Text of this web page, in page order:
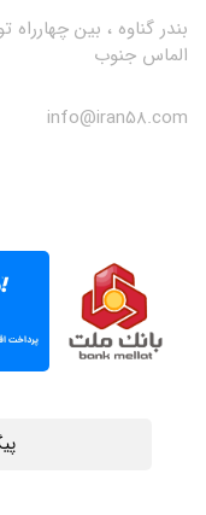
الماس جنوب
info@iran58.com